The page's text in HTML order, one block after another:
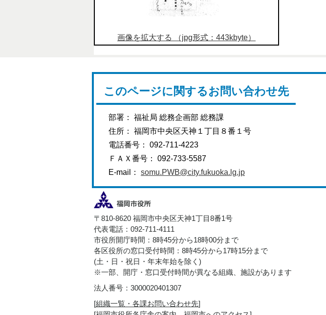
画像を拡大する （jpg形式：443kbyte）
このページに関するお問い合わせ先
部署： 福祉局 総務企画部 総務課
住所： 福岡市中央区天神１丁目８番１号
電話番号： 092-711-4223
ＦＡＸ番号： 092-733-5587
E-mail： somu.PWB@city.fukuoka.lg.jp
〒810-8620 福岡市中央区天神1丁目8番1号
代表電話：092-711-4111
市役所開庁時間：8時45分から18時00分まで
各区役所の窓口受付時間：8時45分から17時15分まで
(土・日・祝日・年末年始を除く)
※一部、開庁・窓口受付時間が異なる組織、施設があります
法人番号：3000020401307
[組織一覧・各課お問い合わせ先]